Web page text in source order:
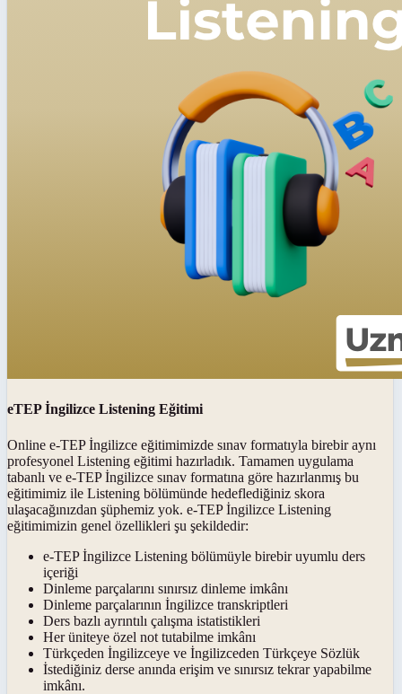
eTEP İngilizce Listening Eğitimi
Online e-TEP İngilizce eğitimimizde sınav formatıyla birebir aynı
profesyonel Listening eğitimi hazırladık. Tamamen uygulama
tabanlı ve e-TEP İngilizce sınav formatına göre hazırlanmış bu
eğitimimiz ile Listening bölümünde hedeflediğiniz skora
ulaşacağınızdan şüphemiz yok. e-TEP İngilizce Listening
eğitimimizin genel özellikleri şu şekildedir:
e-TEP İngilizce Listening bölümüyle birebir uyumlu ders
içeriği
Dinleme parçalarını sınırsız dinleme imkânı
Dinleme parçalarının İngilizce transkriptleri
Ders bazlı ayrıntılı çalışma istatistikleri
Her üniteye özel not tutabilme imkânı
Türkçeden İngilizceye ve İngilizceden Türkçeye Sözlük
İstediğiniz derse anında erişim ve sınırsız tekrar yapabilme
imkânı.